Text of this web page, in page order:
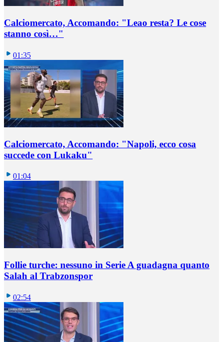
Calciomercato, Accomando: "Leao resta? Le cose
stanno così…"
01:35
Calciomercato, Accomando: "Napoli, ecco cosa
succede con Lukaku"
01:04
Follie turche: nessuno in Serie A guadagna quanto
Salah al Trabzonspor
02:54